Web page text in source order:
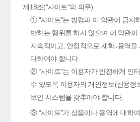
제18조(“사이트“의 의무)
① “사이트”는 법령과 이 약관이 금지
반하는 행위를 하지 않으며 이 약관이
지속적이고, 안정적으로 재화․용역을
다하여야 합니다.
② “사이트”는 이용자가 안전하게 인
수 있도록 이용자의 개인정보(신용정
보안 시스템을 갖추어야 합니다.
③ “사이트”가 상품이나 용역에 대하